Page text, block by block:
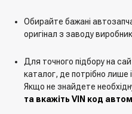
Обирайте бажані
оригінал з заводу
Для точного підбору на
каталог, де потрібно лише
Якщо не знайдете
та вкажіть VIN код